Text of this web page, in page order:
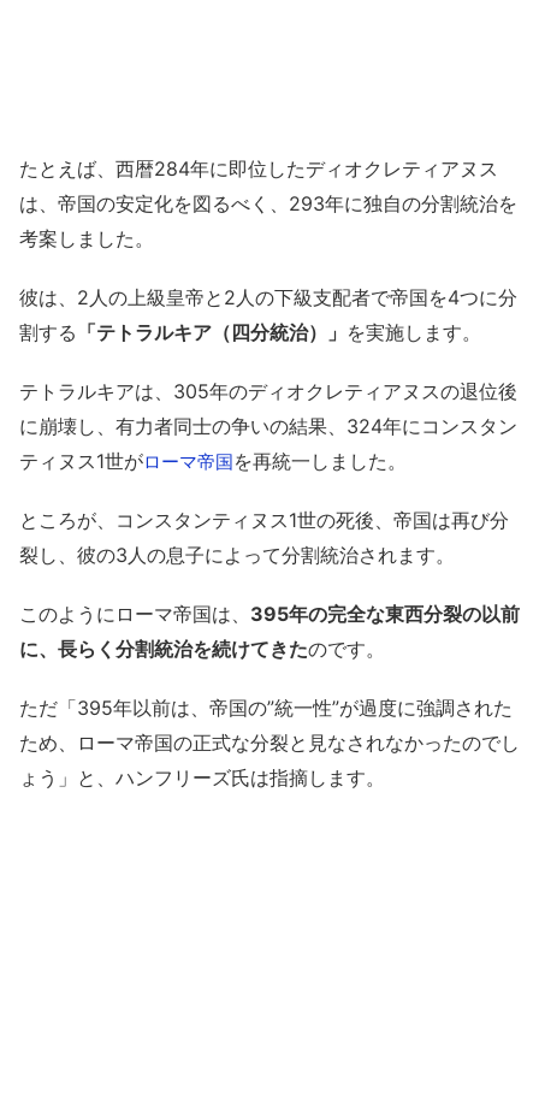
たとえば、西暦284年に即位したディオクレティアヌス
は、帝国の安定化を図るべく、293年に独自の分割統治を
考案しました。
彼は、2人の上級皇帝と2人の下級支配者で帝国を4つに分
割する 「テトラルキア（四分統治）」 を実施します。
テトラルキアは、305年のディオクレティアヌスの退位後
に崩壊し、有力者同士の争いの結果、324年にコンスタン
ティヌス1世がローマ帝国を再統一しました。
ところが、コンスタンティヌス1世の死後、帝国は再び分
裂し、彼の3人の息子によって分割統治されます。
このようにローマ帝国は、 395年の完全な東西分裂の以前
に、長らく分割統治を続けてきたのです。
ただ「395年以前は、帝国の”統一性”が過度に強調された
ため、ローマ帝国の正式な分裂と見なされなかったのでし
ょう」と、ハンフリーズ氏は指摘します。